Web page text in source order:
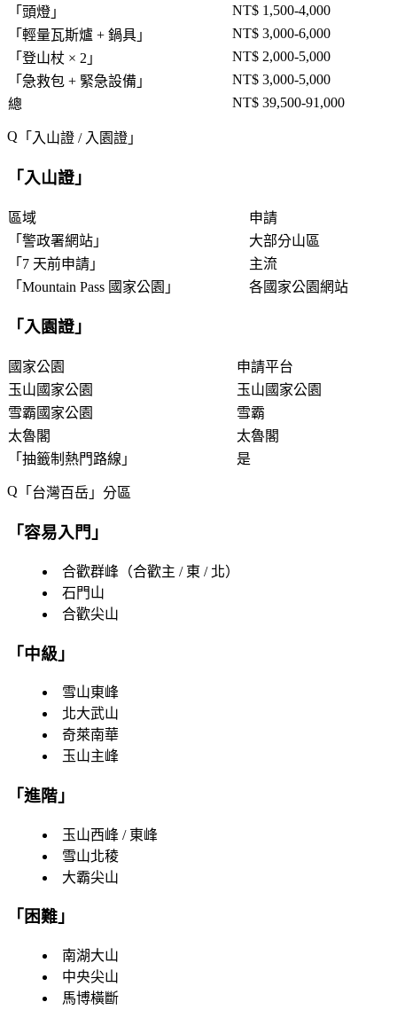
「 頭燈 」
NT$ 1,500-4,000
「 輕量瓦斯爐 + 鍋具 」
NT$ 3,000-6,000
「 登山杖 × 2 」
NT$ 2,000-5,000
「 急救包 + 緊急設備 」
NT$ 3,000-5,000
總
NT$ 39,500-91,000
「 入山證 / 入園證 」
「 入山證 」
區域
申請
「 警政署網站 」
大部分山區
「 7 天前申請 」
主流
「 Mountain Pass 國家公園 」 各國家公園網站
「 入園證 」
國家公園
申請平台
玉山國家公園
玉山國家公園
雪霸國家公園
雪霸
太魯閣
太魯閣
「 抽籤制熱門路線 」 是
「 台灣百岳 」分區
「容易入門 」
合歡群峰（合歡主 / 東 / 北）
石門山
合歡尖山
「中級 」
雪山東峰
北大武山
奇萊南華
玉山主峰
「進階 」
玉山西峰 / 東峰
雪山北稜
大霸尖山
「 困難 」
南湖大山
中央尖山
馬博橫斷